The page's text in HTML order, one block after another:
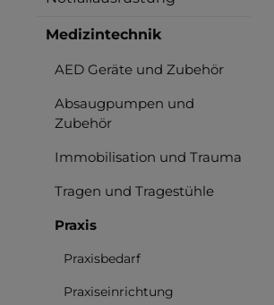
Medizintechnik
AED Geräte und Zubehör
Absaugpumpen und
Zubehör
Immobilisation und Trauma
Tragen und Tragestühle
Praxis
Praxisbedarf
Praxiseinrichtung